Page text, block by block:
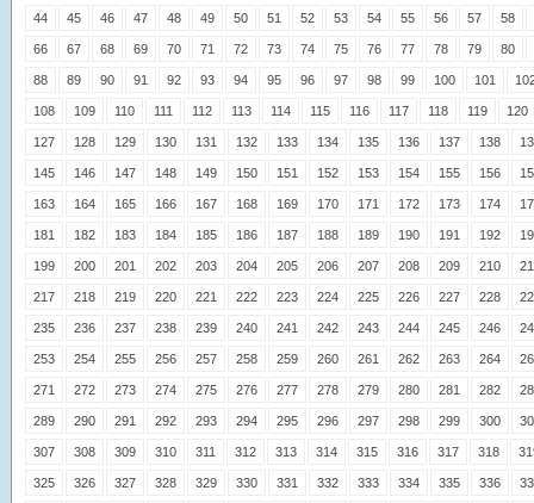
44 45 46 47 48 49 50 51 52 53 54 55 56 57 58
66 67 68 69 70 71 72 73 74 75 76 77 78 79 80
88 89 90 91 92 93 94 95 96 97 98 99 100 101
108 109 110 111 112 113 114 115 116 117 118 119 120
127 128 129 130 131 132 133 134 135 136 137 138
145 146 147 148 149 150 151 152 153 154 155 156
163 164 165 166 167 168 169 170 171 172 173 174
181 182 183 184 185 186 187 188 189 190 191 192
199 200 201 202 203 204 205 206 207 208 209 210
217 218 219 220 221 222 223 224 225 226 227 228
235 236 237 238 239 240 241 242 243 244 245 246
253 254 255 256 257 258 259 260 261 262 263 264
271 272 273 274 275 276 277 278 279 280 281 282
289 290 291 292 293 294 295 296 297 298 299 300
307 308 309 310 311 312 313 314 315 316 317 318
325 326 327 328 329 330 331 332 333 334 335 336